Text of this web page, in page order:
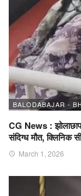
BALODABAJAR -
CG News :
संदिग्ध मौत, क्लिनिक
March 1, 2026